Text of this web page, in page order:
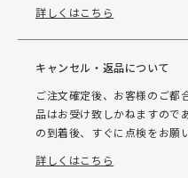
詳しくはこちら
キャンセル・返品について
ご注文確定後、お客様のご都
品はお受け致しかねますので
の到着後、すぐに点検をお願
詳しくはこちら